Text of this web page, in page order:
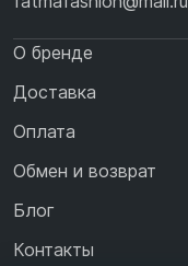
О бренде
Доставка
Оплата
Обмен и возврат
Блог
Контакты